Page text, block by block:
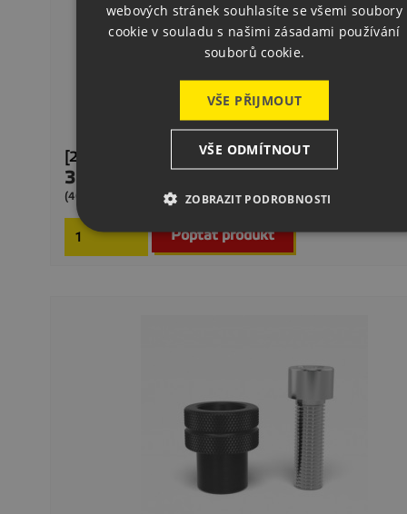
[2-280546.2] Pouzdro Pro Závit M12
Cena
388,00 Kč
(469,48 Kč s DPH)
Poptat produkt
webových stránek souhlasíte se všemi soubory
cookie v souladu s našimi zásadami používání
souborů cookie.
VŠE PŘIJMOUT
VŠE ODMÍTNOUT
ZOBRAZIT PODROBNOSTI